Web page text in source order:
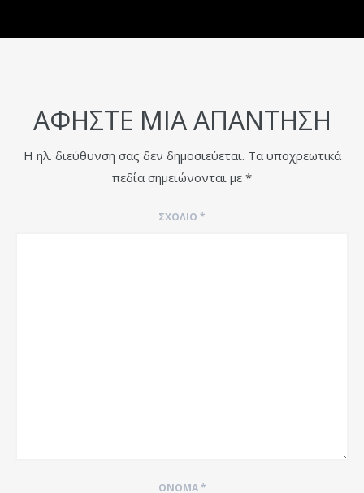
ΑΦΉΣΤΕ ΜΙΑ ΑΠΆΝΤΗΣΗ
Η ηλ. διεύθυνση σας δεν δημοσιεύεται. Τα υποχρεωτικά
πεδία σημειώνονται με *
ΣΧΌΛΙΟ *
ΌΝΟΜΑ*